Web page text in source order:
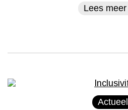
Lees meer
Actueel